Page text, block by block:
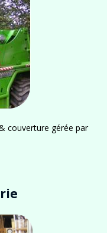
couverture gérée par